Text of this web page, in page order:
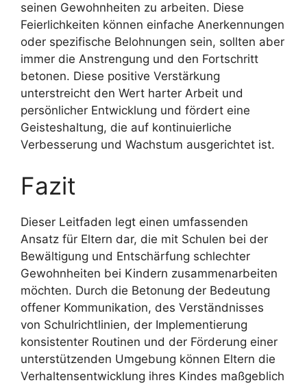
seinen Gewohnheiten zu arbeiten. Diese
Feierlichkeiten können einfache Anerkennungen
oder spezifische Belohnungen sein, sollten aber
immer die Anstrengung und den Fortschritt
betonen. Diese positive Verstärkung
unterstreicht den Wert harter Arbeit und
persönlicher Entwicklung und fördert eine
Geisteshaltung, die auf kontinuierliche
Verbesserung und Wachstum ausgerichtet ist.
Fazit
Dieser Leitfaden legt einen umfassenden
Ansatz für Eltern dar, die mit Schulen bei der
Bewältigung und Entschärfung schlechter
Gewohnheiten bei Kindern zusammenarbeiten
möchten. Durch die Betonung der Bedeutung
offener Kommunikation, des Verständnisses
von Schulrichtlinien, der Implementierung
konsistenter Routinen und der Förderung einer
unterstützenden Umgebung können Eltern die
Verhaltensentwicklung ihres Kindes maßgeblich